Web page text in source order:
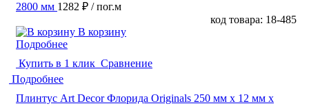
2800 мм 1282 ₽ / пог.м
код товара: 18-485
В корзину
Подробнее
Купить в 1 клик Сравнение
Подробнее
Плинтус Art Decor Флорида Originals 250 мм х 12 мм х